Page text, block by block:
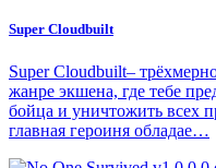
Super Cloudbuilt
Super Cloudbuilt–
жанре экшена, где тебе
бойца и уничтожить всех
главная героиня обладае…